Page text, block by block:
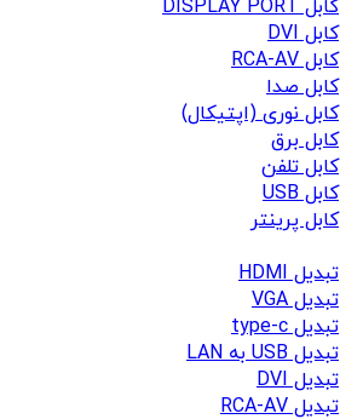
کابل DISPLAY PORT
کابل DVI
کابل RCA-AV
کابل صدا
کابل نوری (اپتیکال)
کابل برق
کابل تلفن
کابل USB
کابل پرینتر
تبدیل HDMI
تبدیل VGA
تبدیل type-c
تبدیل USB به LAN
تبدیل DVI
تبدیل RCA-AV